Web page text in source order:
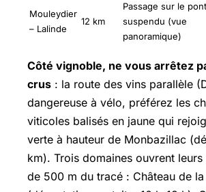
Mouleydier
– Lalinde
12 km
Passage sur le pont
suspendu (vue
panoramique)
Côté vignoble, ne vous arrêtez
crus : la route des vins parallèle
dangereuse à vélo, préférez les
viticoles balisés en jaune qui
verte à hauteur de Monbazillac
km). Trois domaines ouvrent
de 500 m du tracé : Château de